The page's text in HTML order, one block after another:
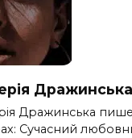
Дражинська
Дражинська
Сучасний